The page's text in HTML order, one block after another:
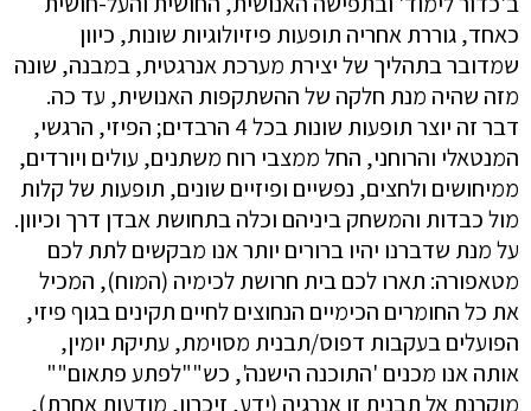
כאחד, גוררת אחריה תופעות פיזיולוגיות שונות, כיוון
שמדובר בתהליך של יצירת מערכת אנרגטית, במבנה, שונה
מזה שהיה מנת חלקה של ההשתקפות האנושית, עד כה.
דבר זה יוצר תופעות שונות בכל 4 הרבדים; הפיזי, הרגשי,
המנטאלי והרוחני, החל ממצבי רוח משתנים, עולים ויורדים,
ממיחושים ולחצים, נפשיים ופיזיים שונים, תופעות של קלות
מול כבדות והמשחק ביניהם וכלה בתחושת אבדן דרך וכיוון.
על מנת שדברנו יהיו ברורים יותר אנו מבקשים לתת לכם
מטאפורה: תארו לכם בית חרושת לכימיה (המוח), המכיל
את כל החומרים הכימיים הנחוצים לחיים תקינים בגוף פיזי,
הפועלים בעקבות דפוס/תבנית מסוימת, עתיקת יומין,
אותה אנו מכנים 'התוכנה הישנה', כש""לפתע פתאום""
מוקרנת אל תבנית זו אנרגיה (ידע, זיכרון, מודעות אחרת),